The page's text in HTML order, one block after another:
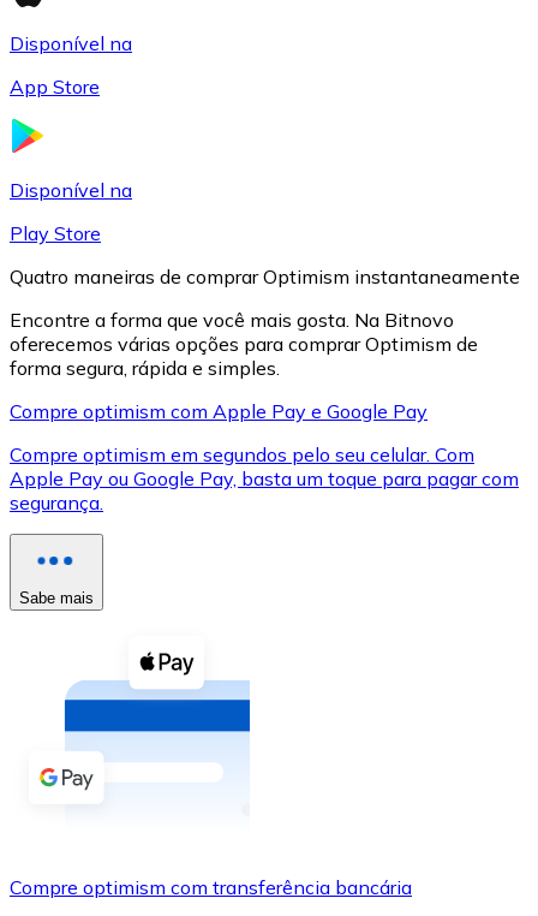
XRP
XRP
Ver tudo
Cupons cripto
Compre criptomoedas com dinheiro e outros
Comprar com dinheiro
Transferência SEPA
Disponível na
App Store
Disponível na
Play Store
Quatro maneiras de comprar Optimism instantaneamente
Encontre a forma que você mais gosta. Na Bitnovo
oferecemos várias opções para comprar Optimism de
forma segura, rápida e simples.
Compre optimism com Apple Pay e Google Pay
Compre optimism em segundos pelo seu celular. Com
Apple Pay ou Google Pay, basta um toque para pagar com
segurança.
Sabe mais
Compre optimism com transferência bancária